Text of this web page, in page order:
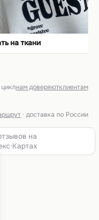
на ткани
нам доверяютклиентам
· доставка по России
на